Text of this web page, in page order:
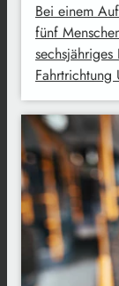
Bei einem
fünf